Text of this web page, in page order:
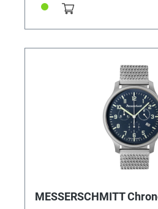
MESSERSCHMITT